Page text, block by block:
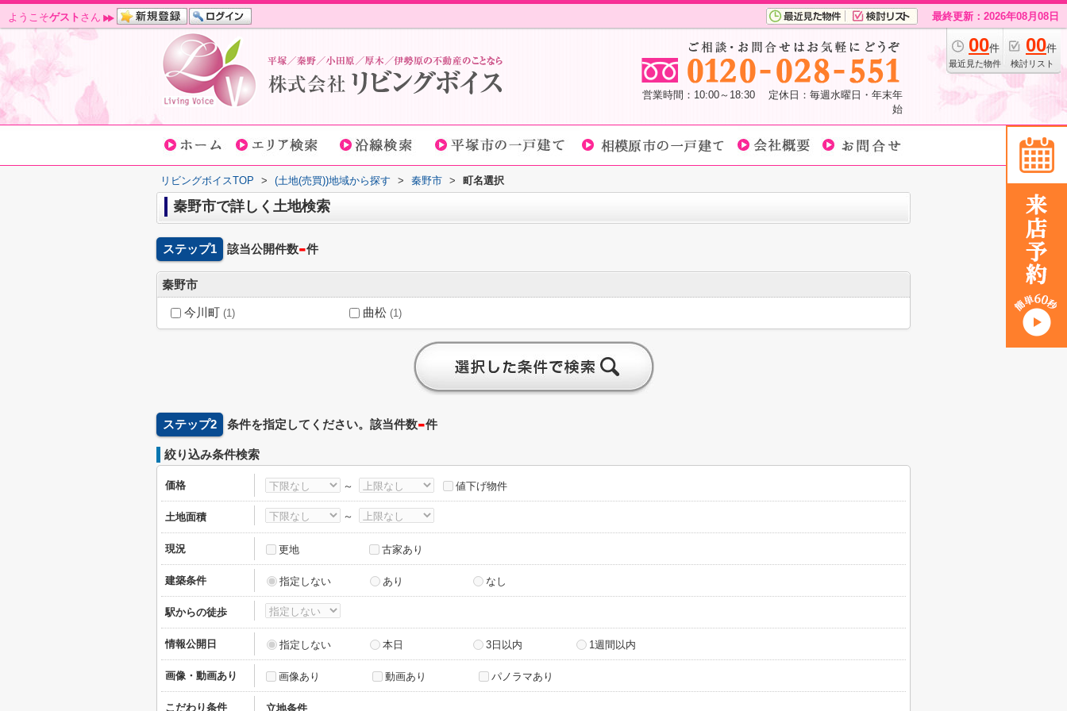
ようこそゲスト さん 最終更新：2026年08月08日
00件
最近見た物件
00件
検討リスト
営業時間：10:00～18:30 定休日：毎週水曜日・年末年
始
リビングボイスTOP > (土地(売買))地域から探す > 秦野市 > 町名選択
秦野市で詳しく土地検索
ステップ1 該当公開件数-件
秦野市
今川町 (1) 曲松 (1)
ステップ2 条件を指定してください。該当件数-件
絞り込み条件検索
価格 ～ 値下げ物件
土地面積 ～
現況 更地 古家あり
建築条件 指定しない あり なし
駅からの徒歩
情報公開日 指定しない 本日 3日以内 1週間以内
画像・動画あり 画像あり 動画あり パノラマあり
こだわり条件
立地条件